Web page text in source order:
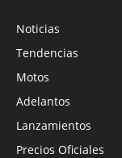
Noticias
Tendencias
Motos
Adelantos
Lanzamientos
Precios Oficiales